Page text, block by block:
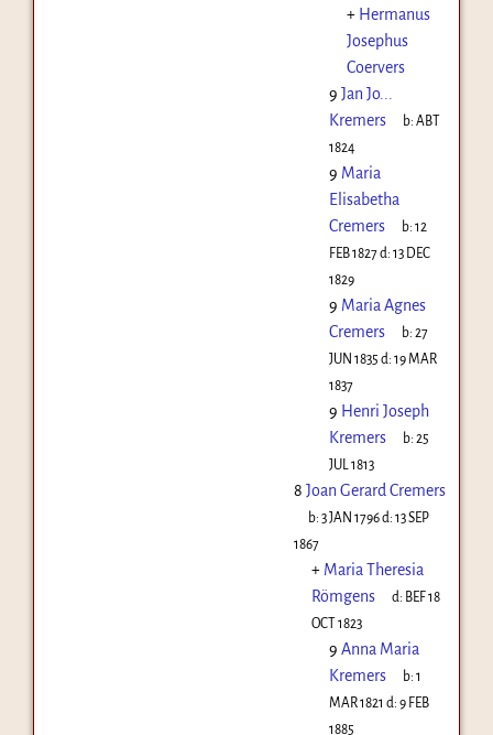
+ Hermanus
Josephus
Coervers
9 Jan Jo...
Kremers
b:ABT
1824
9 Maria
Elisabetha
Cremers
b:12
FEB 1827d: 13 DEC
1829
9 Maria Agnes
Cremers
b:27
JUN 1835 d: 19 MAR
1837
9 Henri Joseph
Kremers
b:25
JUL 1813
8 Joan Gerard Cremers
b:3 JAN 1796d:13 SEP
1867
+ Maria Theresia
Römgens
d: BEF 18
OCT 1823
9 Anna Maria
Kremers
b:1
MAR 1821 d: 9 FEB
1885